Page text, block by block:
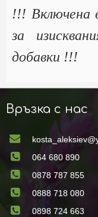
!!! Включена
за
добавки !!!
Връзка с нас
064 680 890
0878 787 855
0888 718 080
0898 724 663